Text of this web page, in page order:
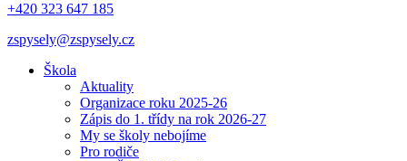
+420 323 647 185
zspysely@zspysely.cz
Škola
Aktuality
Organizace roku 2025-26
Zápis do 1. třídy na rok 2026-27
My se školy nebojíme
Pro rodiče